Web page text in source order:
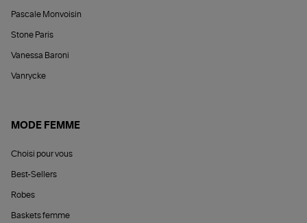
Pascale Monvoisin
Stone Paris
Vanessa Baroni
Vanrycke
MODE FEMME
Choisi pour vous
Best-Sellers
Robes
Baskets femme